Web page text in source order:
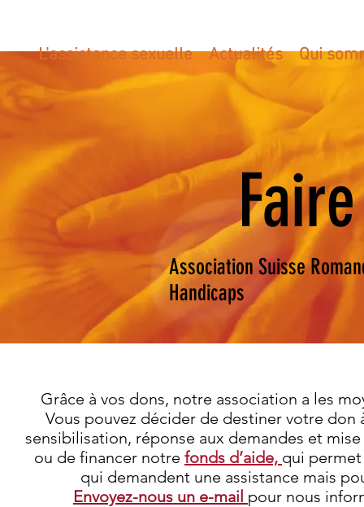
L'assistance sexuelle Actualités Qui
Association Suisse
Handicaps
Grâce à vos dons, notre association a les
Vous pouvez décider de destiner votre don
sensibilisation, réponse aux demandes et
ou de financer notre fonds d’aide, qui
qui demandent une assistance mais
Envoyez-nous un e-mail pour nous